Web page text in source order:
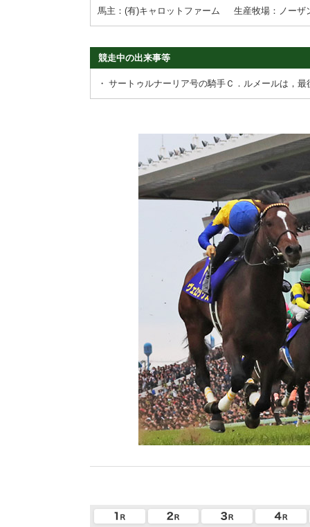
馬主：(有)キャロットファーム
生産牧場：ノーザ
競走中の出来事等
・ サートゥルナーリア号の騎手Ｃ．ルメールは，